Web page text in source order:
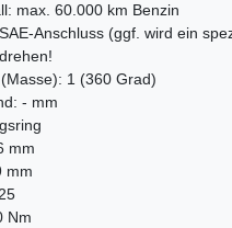
max. 60.000 km Benzin
Anschluss (ggf. wird ein
1 (360 Grad)
- mm
mm
mm
Nm